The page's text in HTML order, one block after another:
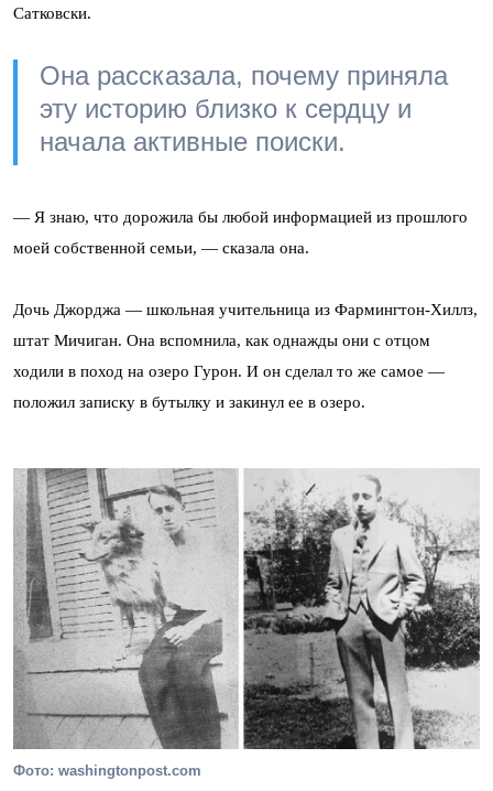
Сатковски.
Она рассказала, почему приняла
эту историю близко к сердцу и
начала активные поиски.
— Я знаю, что дорожила бы любой информацией из прошлого
моей собственной семьи, — сказала она.
Дочь Джорджа — школьная учительница из Фармингтон-Хиллз,
штат Мичиган. Она вспомнила, как однажды они с отцом
ходили в поход на озеро Гурон. И он сделал то же самое —
положил записку в бутылку и закинул ее в озеро.
Фото: washingtonpost.com